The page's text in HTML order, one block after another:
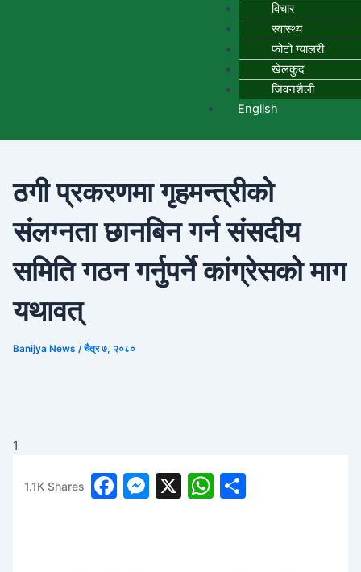
विचार
स्वास्थ्य
फोटो ग्यालरी
खेलकुद
जिवनशैली
English
ठगी प्रकरणमा गृहमन्त्रीको
संलग्नता छानबिन गर्न संसदीय
समिति गठन गर्नुपर्ने कांग्रेसको माग
यथावत्
Banijya News /चैत्र ७, २०८०
1
1.1K Shares
F
M X
W